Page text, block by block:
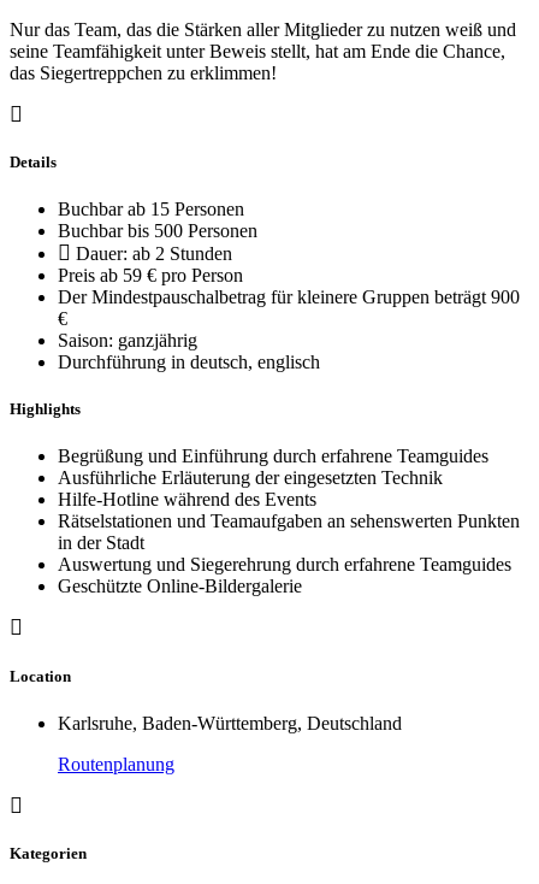
Nur das Team, das die Stärken aller Mitglieder zu nutzen weiß und
seine Teamfähigkeit unter Beweis stellt, hat am Ende die Chance,
das Siegertreppchen zu erklimmen!
Details
Buchbar ab 15 Personen
Buchbar bis 500 Personen
Dauer: ab 2 Stunden
Preis ab 59 € pro Person
Der Mindestpauschalbetrag für kleinere Gruppen beträgt 900
€
Saison: ganzjährig
Durchführung in deutsch, englisch
Highlights
Begrüßung und Einführung durch erfahrene Teamguides
Ausführliche Erläuterung der eingesetzten Technik
Hilfe-Hotline während des Events
Rätselstationen und Teamaufgaben an sehenswerten Punkten
in der Stadt
Auswertung und Siegerehrung durch erfahrene Teamguides
Geschützte Online-Bildergalerie
Location
Karlsruhe, Baden-Württemberg, Deutschland
Routenplanung
Kategorien